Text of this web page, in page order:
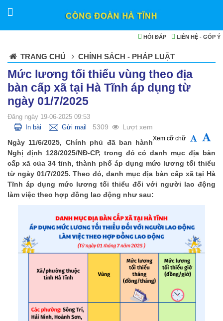
LIÊN HỆ - GÓP Ý
HỎI ĐÁP
TRANG CHỦ CHÍNH SÁCH - PHÁP LUẬT
Mức lương tối thiểu vùng theo địa
bàn cấp xã tại Hà Tĩnh áp dụng từ
ngày 01/7/2025
Đăng ngày 19-06-2025 09:53
In bài
Gửi mail 5309 Lượt xem
Xem cỡ chữ
Ngày 11/6/2025, Chính phủ đã ban hành
Nghị định 128/2025/NĐ-CP, trong đó có danh mục địa bàn
cấp xã của 34 tỉnh, thành phố áp dụng mức lương tối thiểu
từ ngày 01/7/2025. Theo đó, danh mục địa bàn cấp xã tại Hà
Tĩnh áp dụng mức lương tối thiểu đối với người lao động
làm việc theo hợp đồng lao động như sau: